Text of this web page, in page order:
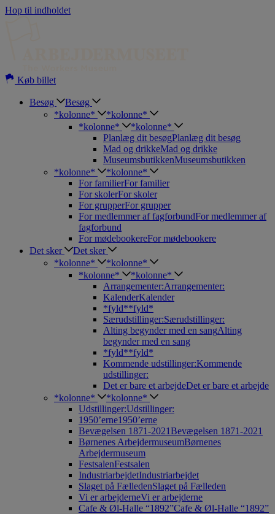
Hop til indholdet
Køb billet
Besøg
Besøg
*kolonne*
*kolonne*
*kolonne*
*kolonne*
Planlæg dit besøgPlanlæg dit besøg
Mad og drikkeMad og drikke
MuseumsbutikkenMuseumsbutikken
*kolonne*
*kolonne*
For familierFor familier
For skolerFor skoler
For grupperFor grupper
For medlemmer af fagforbundFor medlemmer af
fagforbund
For mødebookereFor mødebookere
Det sker
Det sker
*kolonne*
*kolonne*
*kolonne*
*kolonne*
Arrangementer:Arrangementer:
KalenderKalender
*fyld**fyld*
Særudstillinger:Særudstillinger:
Alting begynder med en sangAlting
begynder med en sang
*fyld**fyld*
Kommende udstillinger:Kommende
udstillinger:
Det er bare et arbejdeDet er bare et arbejde
*kolonne*
*kolonne*
Udstillinger:Udstillinger:
1950’erne1950’erne
Bevægelsen 1871-2021Bevægelsen 1871-2021
Børnenes ArbejdermuseumBørnenes
Arbejdermuseum
FestsalenFestsalen
IndustriarbejdetIndustriarbejdet
Slaget på FælledenSlaget på Fælleden
Vi er arbejderneVi er arbejderne
Cafe & Øl-Halle “1892”Cafe & Øl-Halle “1892”